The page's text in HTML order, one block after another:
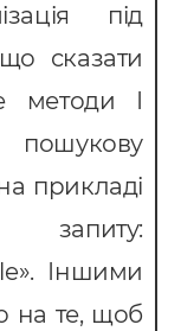
під
сказати
методи І
пошукову
прикладі
Іншими
на те, щоб